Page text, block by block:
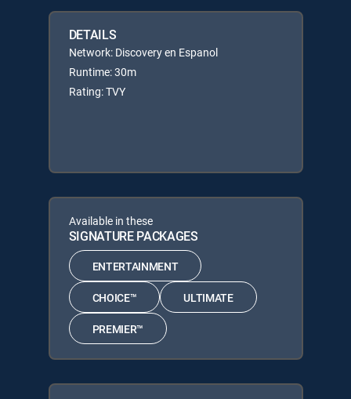
DETAILS
Network: Discovery en Espanol
Runtime: 30m
Rating: TVY
Available in these
SIGNATURE PACKAGES
ENTERTAINMENT
CHOICE™ ULTIMATE
PREMIER™